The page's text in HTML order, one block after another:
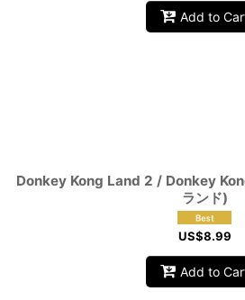
Add to
Donkey Kong Land 2 / Donkey
ランド)
US$8.99
Add to